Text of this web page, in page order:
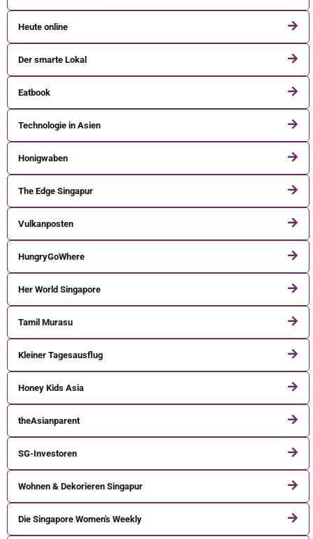
Heute online
Der smarte Lokal
Eatbook
Technologie in Asien
Honigwaben
The Edge Singapur
Vulkanposten
HungryGoWhere
Her World Singapore
Tamil Murasu
Kleiner Tagesausflug
Honey Kids Asia
theAsianparent
SG-Investoren
Wohnen & Dekorieren Singapur
Die Singapore Women's Weekly